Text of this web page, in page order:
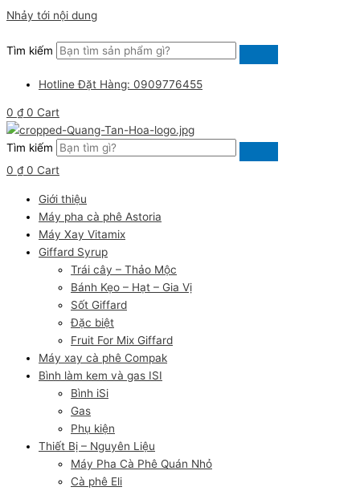
Nhảy tới nội dung
Tìm kiếm
Hotline Đặt Hàng: 0909776455
0 ₫ 0 Cart
Tìm kiếm
0 ₫ 0 Cart
Giới thiệu
Máy pha cà phê Astoria
Máy Xay Vitamix
Giffard Syrup
Trái cây – Thảo Mộc
Bánh Kẹo – Hạt – Gia Vị
Sốt Giffard
Đặc biệt
Fruit For Mix Giffard
Máy xay cà phê Compak
Bình làm kem và gas ISI
Bình iSi
Gas
Phụ kiện
Thiết Bị – Nguyên Liệu
Máy Pha Cà Phê Quán Nhỏ
Cà phê Eli